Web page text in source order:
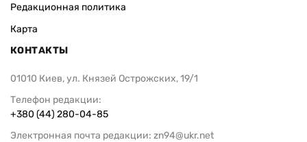
Редакционная политика
Карта
КОНТАКТЫ
01010 Киев, ул. Князей Острожских, 19/1
Телефон редакции:
+380 (44) 280-04-85
Электронная почта редакции: zn94@ukr.net